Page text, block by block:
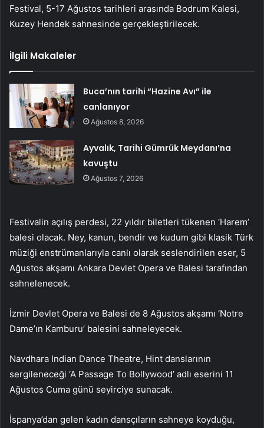
Festival, 5-17 Ağustos tarihleri ​​arasında Bodrum Kalesi,
Kuzey Hendek sahnesinde gerçekleştirilecek.
İlgili Makaleler
Buca’nın tarihi “Hazine Avı” ile
canlanıyor
Ağustos 8, 2026
Ayvalık, Tarihi Gümrük Meydanı’na
kavuştu
Ağustos 7, 2026
Festivalin açılış perdesi, 22 yıldır biletleri tükenen ‘Harem’
balesi olacak. Ney, kanun, bendir ve kudum gibi klasik Türk
müziği enstrümanlarıyla canlı olarak seslendirilen eser, 5
Ağustos akşamı Ankara Devlet Opera ve Balesi tarafından
sahnelenecek.
İzmir Devlet Opera ve Balesi de 8 Ağustos akşamı ‘Notre
Dame’ın Kamburu’ balesini sahneleyecek.
Navdhara Indian Dance Theatre, Hint danslarının
sergileneceği ‘A Passage To Bollywood’ adlı eserini 11
Ağustos Cuma günü seyirciye sunacak.
İspanya’dan gelen kadın dansçıların sahneye koyduğu,